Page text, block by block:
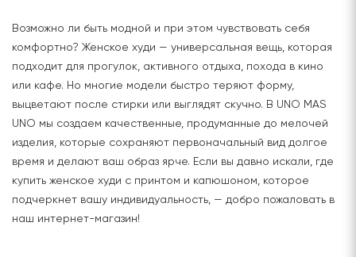
Возможно ли быть модной и при этом чувствовать себя
комфортно? Женское худи — универсальная вещь, которая
подходит для прогулок, активного отдыха, похода в кино
или кафе. Но многие модели быстро теряют форму,
выцветают после стирки или выглядят скучно. В UNO MAS
UNO мы создаем качественные, продуманные до мелочей
изделия, которые сохраняют первоначальный вид долгое
время и делают ваш образ ярче. Если вы давно искали, где
купить женское худи с принтом и капюшоном, которое
подчеркнет вашу индивидуальность, — добро пожаловать в
наш интернет-магазин!